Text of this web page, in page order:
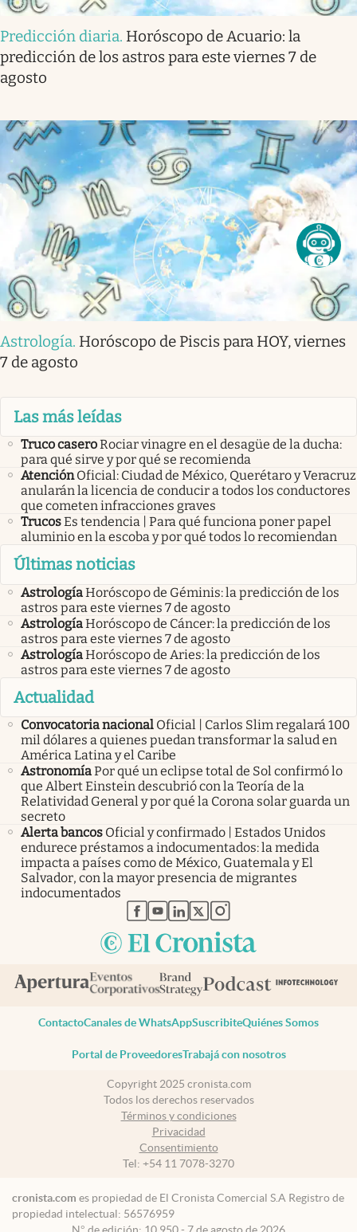
Predicción diaria. Horóscopo de Acuario: la
predicción de los astros para este viernes 7 de
agosto
Astrología. Horóscopo de Piscis para HOY, viernes
7 de agosto
Las más leídas
Truco caseroRociar vinagre en el desagüe de la ducha:
para qué sirve y por qué se recomienda
Atención Oficial: Ciudad de México, Querétaro y Veracruz
anularán la licencia de conducir a todos los conductores
que cometen infracciones graves
TrucosEs tendencia | Para qué funciona poner papel
aluminio en la escoba y por qué todos lo recomiendan
Últimas noticias
AstrologíaHoróscopo de Géminis: la predicción de los
astros para este viernes 7 de agosto
AstrologíaHoróscopo de Cáncer: la predicción de los
astros para este viernes 7 de agosto
AstrologíaHoróscopo de Aries: la predicción de los
astros para este viernes 7 de agosto
Actualidad
Convocatoria nacional Oficial | Carlos Slim regalará 100
mil dólares a quienes puedan transformar la salud en
América Latina y el Caribe
AstronomíaPor qué un eclipse total de Sol confirmó lo
que Albert Einstein descubrió con la Teoría de la
Relatividad General y por qué la Corona solar guarda un
secreto
Alerta bancos Oficial y confirmado | Estados Unidos
endurece préstamos a indocumentados: la medida
impacta a países como de México, Guatemala y El
Salvador, con la mayor presencia de migrantes
indocumentados
abre en nueva pestaña
abre en nueva pestaña
abre en nueva pestaña
abre en nueva pestaña
abre en nueva pestaña
ContactoCanales de WhatsAppSuscribiteQuiénes Somos
Portal de ProveedoresTrabajá con nosotros
Copyright 2025 cronista.com
Todos los derechos reservados
Términos y condiciones
Privacidad
Consentimiento
Tel: +54 11 7078-3270
cronista.com es propiedad de El Cronista Comercial S.A Registro de
propiedad intelectual: 56576959
N° de edición: 10.950 - 7 de agosto de 2026